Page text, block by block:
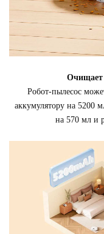
Очищает
Робот-пылесос
аккумулятору на 5200
на 570 мл и